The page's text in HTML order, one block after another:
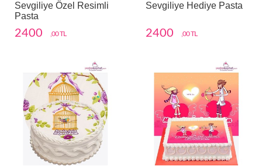
Sevgiliye Özel Resimli
Pasta
2400 ,00 TL
Sevgiliye Hediye Pasta
2400 ,00 TL